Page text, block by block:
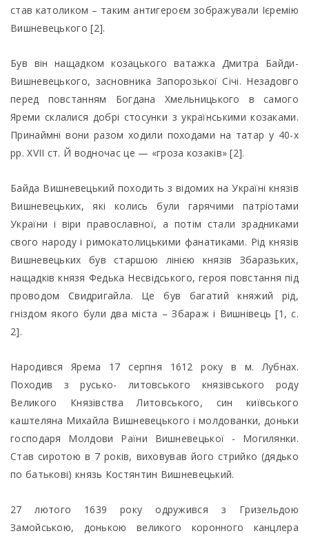
став католиком – таким антигероєм зображували Ієремію
Вишневецького [2].
Був він нащадком козацького ватажка Дмитра Байди-
Вишневецького, засновника Запорозької Січі. Незадовго
перед повстанням Богдана Хмельницького в самого
Яреми склалися добрі стосунки з українськими козаками.
Принаймні вони разом ходили походами на татар у 40-х
рр. ХVІІ ст. Й водночас це — «гроза козаків» [2].
Байда Вишневецький походить з відомих на Україні князів
Вишневецьких, які колись були гарячими патріотами
України і віри православної, а потім стали зрадниками
свого народу і римокатолицькими фанатиками. Рід князів
Вишневецьких був старшою лінією князів Збаразьких,
нащадків князя Федька Несвідського, героя повстання під
проводом Свидригайла. Це був багатий княжий рід,
гніздом якого були два міста – Збараж і Вишнівець [1, с.
2].
Народився Ярема 17 серпня 1612 року в м. Лубнах.
Походив з русько- литовського князівського роду
Великого Князівства Литовського, син київського
каштеляна Михайла Вишневецького і молдованки, доньки
господаря Молдови Раїни Вишневецької - Могилянки.
Став сиротою в 7 років, виховував його стрийко (дядько
по батькові) князь Костянтин Вишневецький.
27 лютого 1639 року одружився з Гризельдою
Замойською, донькою великого коронного канцлера